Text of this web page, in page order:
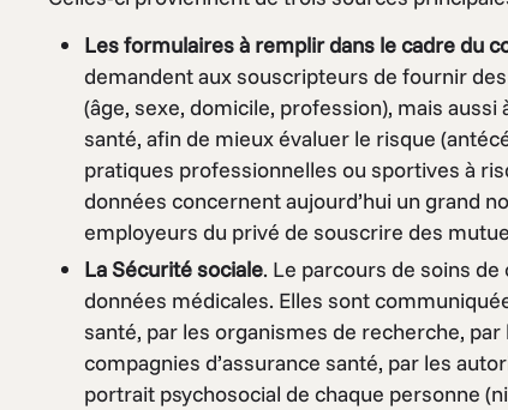
Les formulaires à remplir dans le cadre du
demandent aux souscripteurs de fournir
(âge, sexe, domicile, profession), mais
santé, afin de mieux évaluer le risque
pratiques professionnelles ou sportives à
données concernent aujourd’hui un grand
employeurs du privé de souscrire des
La Sécurité sociale. Le parcours de soins
données médicales. Elles sont
santé, par les organismes de recherche,
compagnies d’assurance santé, par les
portrait psychosocial de chaque personne